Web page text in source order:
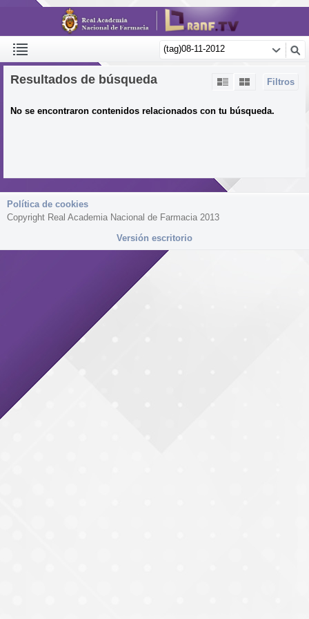
Filtros
Resultados de búsqueda
No se encontraron contenidos relacionados con tu búsqueda.
Política de cookies
Copyright Real Academia Nacional de Farmacia 2013
Versión escritorio